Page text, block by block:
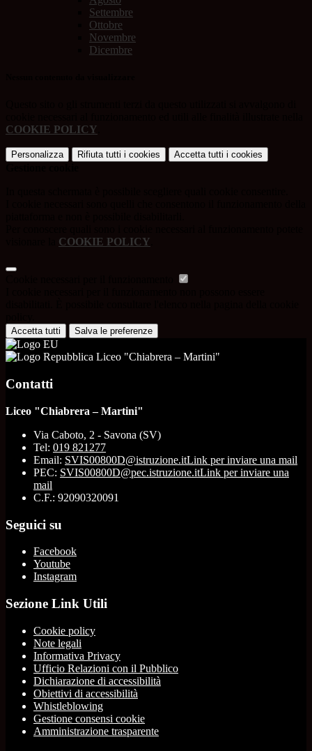
Settembre
Ottobre
Novembre
Dicembre
COOKIE POLICY
Personalizza Rifiuta tutti i cookies Accetta tutti i cookies
COOKIE POLICY
Accetta tutti Salva le preferenze
Liceo "Chiabrera – Martini"
Contatti
Liceo "Chiabrera – Martini"
Via Caboto, 2 - Savona (SV)
Tel: 019 821277
Email: SVIS00800D@istruzione.itLink per inviare una mail
PEC: SVIS00800D@pec.istruzione.itLink per inviare una
mail
C.F.: 92090320091
Seguici su
Facebook
Youtube
Instagram
Sezione Link Utili
Cookie policy
Note legali
Informativa Privacy
Ufficio Relazioni con il Pubblico
Dichiarazione di accessibilità
Obiettivi di accessibilità
Whistleblowing
Gestione consensi cookie
Amministrazione trasparente